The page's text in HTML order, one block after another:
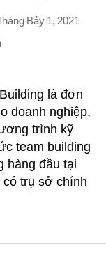
Bảy 1, 2021
ở
Team
Công
Ty
CircleK
Saigon
là đơn
doanh nghiệp,
trình kỹ
team building
hàng đầu tại
có trụ sở chính